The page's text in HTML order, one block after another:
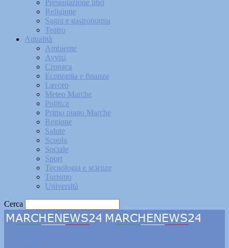
Presentazione libri
Religione
Sagra e gastronomia
Teatro
Attualità
Ambiente
Avvisi
Cronaca
Economia e finanza
Lavoro
Meteo Marche
Politica
Primo piano Marche
Regione
Salute
Scuola
Sociale
Sport
Tecnologia e scienze
Turismo
Università
Cerca